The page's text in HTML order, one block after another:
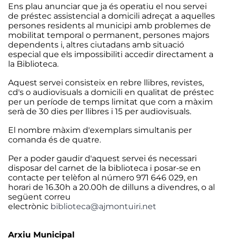
Ens plau anunciar que ja és operatiu el nou servei
de préstec assistencial a domicili adreçat a aquelles
persones residents al municipi amb problemes de
mobilitat temporal o permanent, persones majors
dependents i, altres ciutadans amb situació
especial que els impossibiliti accedir directament a
la Biblioteca.
Aquest servei consisteix en rebre llibres, revistes,
cd's o audiovisuals a domicili en qualitat de préstec
per un període de temps limitat que com a màxim
serà de 30 dies per llibres i 15 per audiovisuals.
El nombre màxim d'exemplars simultanis per
comanda és de quatre.
Per a poder gaudir d'aquest servei és necessari
disposar del carnet de la biblioteca i posar-se en
contacte per telèfon al número 971 646 029, en
horari de 16.30h a 20.00h de dilluns a divendres, o al
següent correu
electrònic biblioteca@ajmontuiri.net
Arxiu Municipal